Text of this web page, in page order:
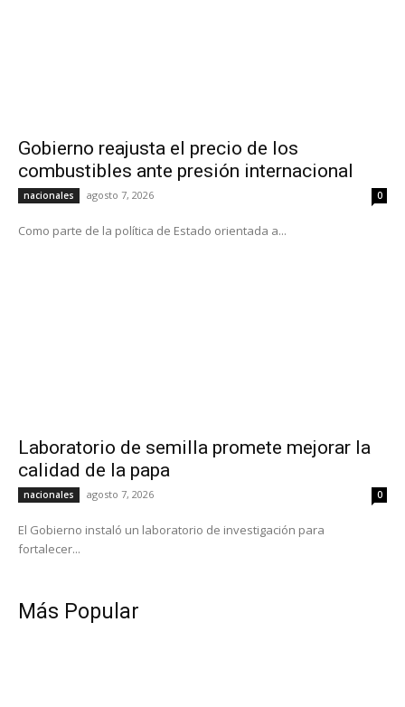
Gobierno reajusta el precio de los
combustibles ante presión internacional
nacionales agosto 7, 2026 0
Como parte de la política de Estado orientada a...
Laboratorio de semilla promete mejorar la
calidad de la papa
nacionales agosto 7, 2026 0
El Gobierno instaló un laboratorio de investigación para
fortalecer...
Más Popular